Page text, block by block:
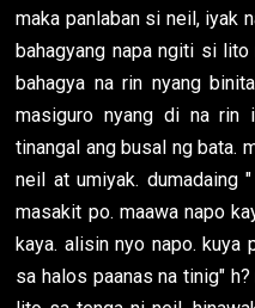
maka panlaban si neil, iyak
bahagyang napa ngiti si
bahagya na rin nyang
masiguro nyang di na rin
tinangal ang busal ng bata.
neil at umiyak. dumadaing
masakit po. maawa napo
kaya. alisin nyo napo. kuya
sa halos paanas na tinig"